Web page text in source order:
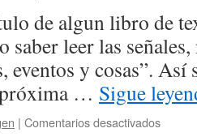
de algun libro de
saber leer las
eventos y cosas”.
próxima … Sigue
| Comentarios desactivadosen